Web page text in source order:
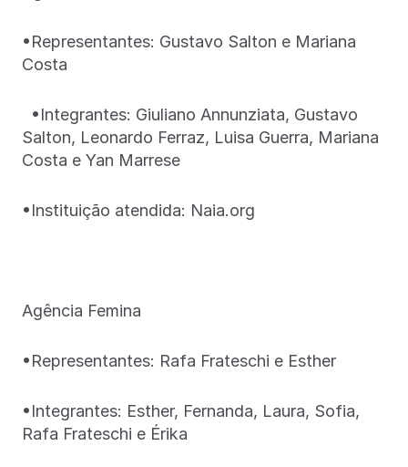
•Representantes: Gustavo Salton e Mariana
Costa
•Integrantes: Giuliano Annunziata, Gustavo
Salton, Leonardo Ferraz, Luisa Guerra, Mariana
Costa e Yan Marrese
•Instituição atendida: Naia.org
Agência Femina
•Representantes: Rafa Frateschi e Esther
•Integrantes: Esther, Fernanda, Laura, Sofia,
Rafa Frateschi e Érika